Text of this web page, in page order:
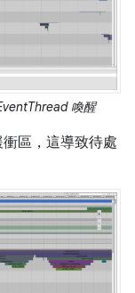
喚醒
區，這導致待處